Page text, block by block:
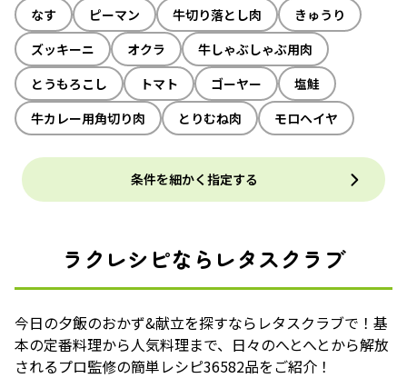
なす ピーマン 牛切り落とし肉
きゅうり
ズッキーニ
オクラ
牛しゃぶしゃぶ用肉
とうもろこし
トマト ゴーヤー
塩鮭
牛カレー用角切り肉
とりむね肉 モロヘイヤ
条件を細かく指定する
ラクレシピならレタスクラブ
今日の夕飯のおかず&献立を探すならレタスクラブで！基
本の定番料理から人気料理まで、日々のへとへとから解放
されるプロ監修の簡単レシピ36582品をご紹介！